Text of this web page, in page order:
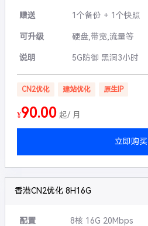
赠送 1个备份 + 1个快照
可升级 硬盘,带宽,流量等
说明 5G防御 黑洞3小时
CN2优化 建站优化 原生IP
¥90.00 起/ 月
立即购买
香港CN2优化 8H16G
配置 8核 16G 20Mbps